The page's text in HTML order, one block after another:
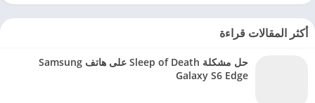
أكثر المقالات قراءة
حل مشكلة Sleep of Death على هاتف Samsung
Galaxy S6 Edge